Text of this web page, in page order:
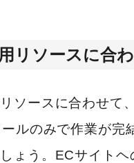
リソースに合
ソースに合わせて
ルのみで作業が完
ょう。ECサイトヘ